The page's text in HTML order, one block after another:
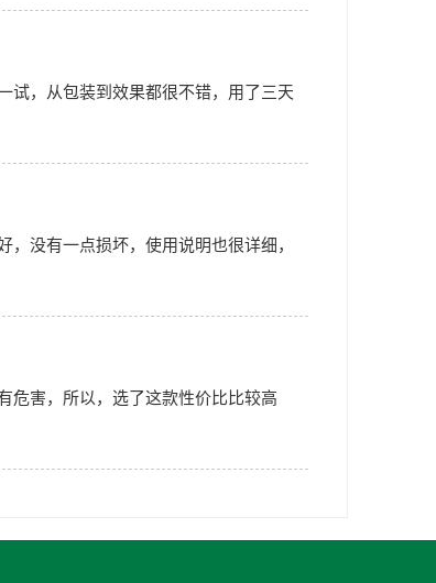
试，从包装到效果都很不错，用了三天
没有一点损坏，使用说明也很详细，
危害，所以，选了这款性价比比较高